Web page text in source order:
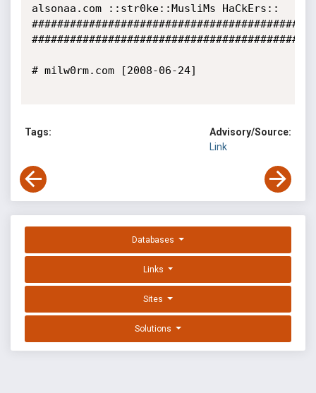
alsonaa.com ::str0ke::MusliMs HaCkErs::
# milw0rm.com [2008-06-24]
Tags:
Advisory/Source:
Link
Databases
Links
Sites
Solutions